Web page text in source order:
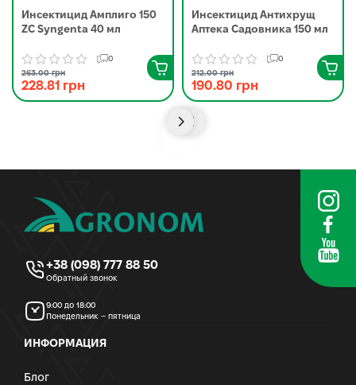
Инсектицид Амплиго 150
ZC Syngenta 40 мл
0
263.00 грн
228.81 грн
Инсектицид Антихрущ
Аптека Садовника 150 мл
0
212.00 грн
190.80 грн
+38 (098) 777 88 50
Обратный звонок
9:00 до 18:00
Понедельник – пятница
ИНФОРМАЦИЯ
Блог